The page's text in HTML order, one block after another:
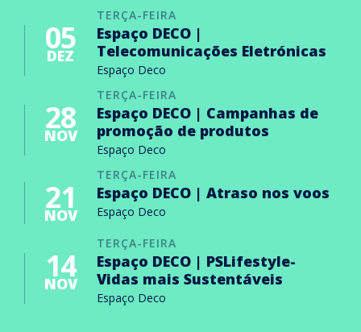
TERÇA-FEIRA
05
DEZ
Espaço DECO |
Telecomunicações Eletrónicas
Espaço Deco
TERÇA-FEIRA
28
NOV
Espaço DECO | Campanhas de
promoção de produtos
Espaço Deco
TERÇA-FEIRA
21
NOV
Espaço DECO | Atraso nos voos
Espaço Deco
TERÇA-FEIRA
14
NOV
Espaço DECO | PSLifestyle-
Vidas mais Sustentáveis
Espaço Deco